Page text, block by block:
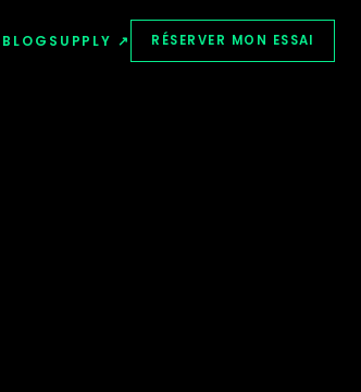
BLOG SUPPLY ↗ RÉSERVER MON ESSAI